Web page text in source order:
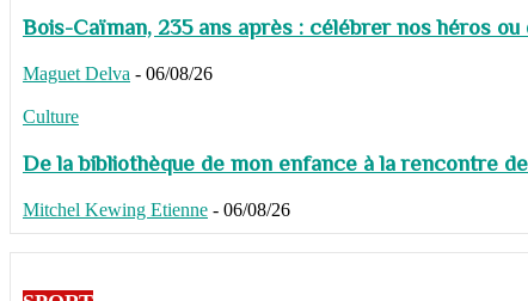
Bois-Caïman, 235 ans après : célébrer nos héros ou
Maguet Delva - 06/08/26
Culture
De la bibliothèque de mon enfance à la rencontre
Mitchel Kewing Etienne - 06/08/26